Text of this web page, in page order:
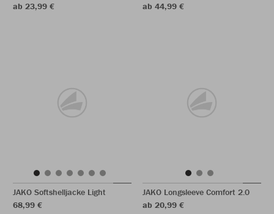
ab 23,99 €
ab 44,99 €
JAKO Softshelljacke Light
68,99 €
JAKO Longsleeve Comfort 2.0
ab 20,99 €